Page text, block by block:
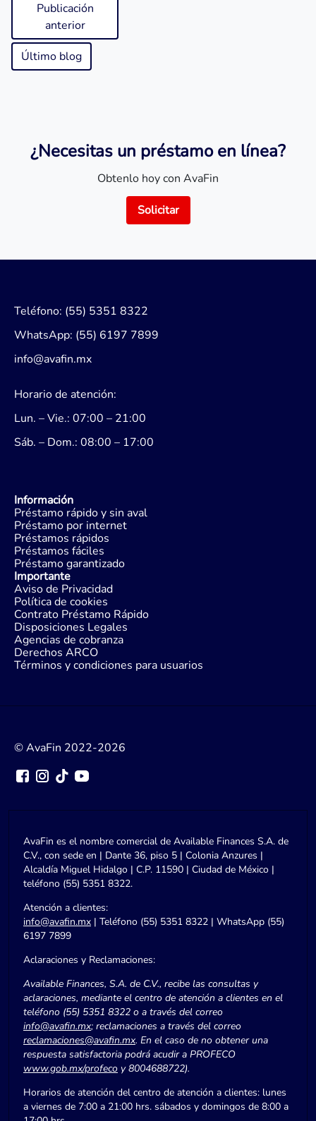
Publicación
anterior
Último blog
¿Necesitas un préstamo en línea?
Obtenlo hoy con AvaFin
Solicitar
Teléfono: (55) 5351 8322
WhatsApp: (55) 6197 7899
info@avafin.mx
Horario de atención:
Lun. – Vie.: 07:00 – 21:00
Sáb. – Dom.: 08:00 – 17:00
Información
Préstamo rápido y sin aval
Préstamo por internet
Préstamos rápidos
Préstamos fáciles
Préstamo garantizado
Importante
Aviso de Privacidad
Política de cookies
Contrato Préstamo Rápido
Disposiciones Legales
Agencias de cobranza
Derechos ARCO
Términos y condiciones para usuarios
© AvaFin 2022-2026
AvaFin es el nombre comercial de Available Finances S.A. de
C.V., con sede en | Dante 36, piso 5 | Colonia Anzures |
Alcaldía Miguel Hidalgo | C.P. 11590 | Ciudad de México |
teléfono (55) 5351 8322.
Atención a clientes:
info@avafin.mx | Teléfono (55) 5351 8322 | WhatsApp (55)
6197 7899
Aclaraciones y Reclamaciones:
Available Finances, S.A. de C.V., recibe las consultas y
aclaraciones, mediante el centro de atención a clientes en el
teléfono (55) 5351 8322 o a través del correo
info@avafin.mx; reclamaciones a través del correo
reclamaciones@avafin.mx. En el caso de no obtener una
respuesta satisfactoria podrá acudir a PROFECO
www.gob.mx/profeco y 8004688722).
Horarios de atención del centro de atención a clientes: lunes
a viernes de 7:00 a 21:00 hrs. sábados y domingos de 8:00 a